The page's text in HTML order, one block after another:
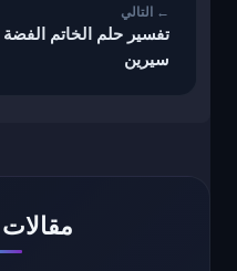
تفسير حلم الخاتم الفضة
سيرين